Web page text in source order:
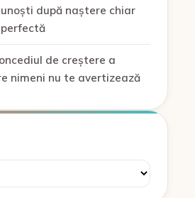
după naștere chiar
de creștere a
nimeni nu te avertizează